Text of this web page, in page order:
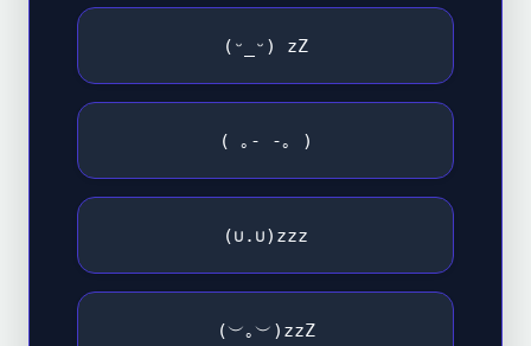
(ᵕ_ᵕ) zZ
( ｡- -｡ )
(∪.∪)zzz
(︶｡︶)zzZ